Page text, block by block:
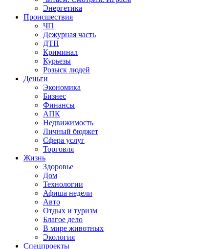
Энергетика
Происшествия
ЧП
Дежурная часть
ДТП
Криминал
Курьезы
Розыск людей
Деньги
Экономика
Бизнес
Финансы
АПК
Недвижимость
Личный бюджет
Сфера услуг
Торговля
Жизнь
Здоровье
Дом
Технологии
Афиша недели
Авто
Отдых и туризм
Благое дело
В мире животных
Экология
Спецпроекты